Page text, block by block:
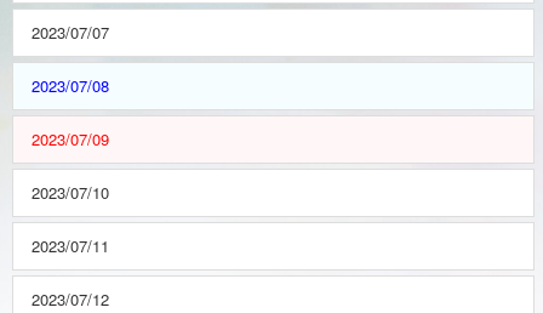
2023/07/07
2023/07/08
2023/07/09
2023/07/10
2023/07/11
2023/07/12